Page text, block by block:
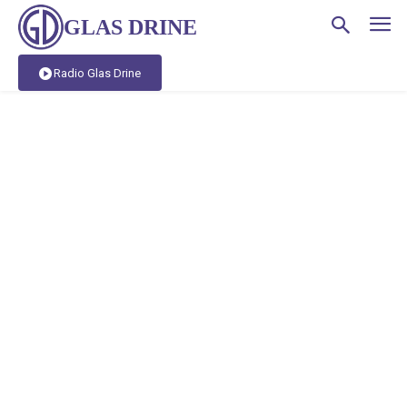
GLAS DRINE
Radio Glas Drine